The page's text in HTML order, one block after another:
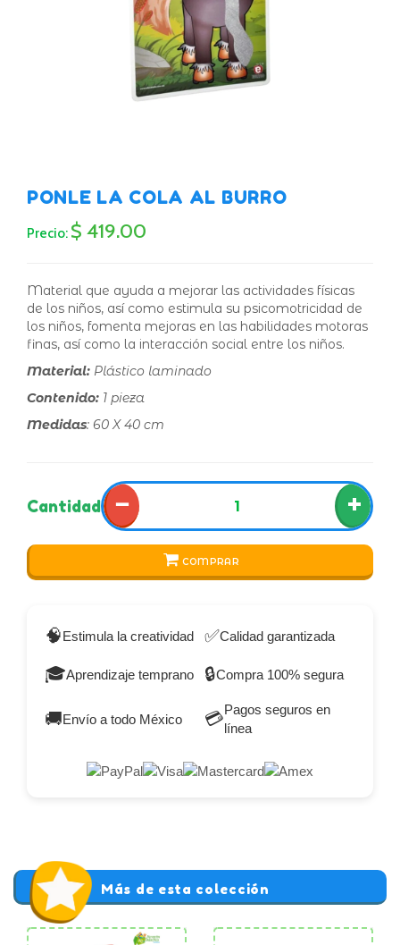
PONLE LA COLA AL BURRO
Precio: $ 419.00
Material que ayuda a mejorar las actividades físicas
de los niños, así como estimula su psicomotricidad de
los niños, fomenta mejoras en las habilidades motoras
finas, así como la interacción social entre los niños.
Material: Plástico laminado
Contenido: 1 pieza
Medidas: 60 X 40 cm
Cantidad − +
COMPRAR
🧠Estimula la creatividad ✅Calidad garantizada
🎓Aprendizaje temprano 🔒Compra 100% segura
🚚Envío a todo México 💳Pagos seguros en
línea
Más de esta colección